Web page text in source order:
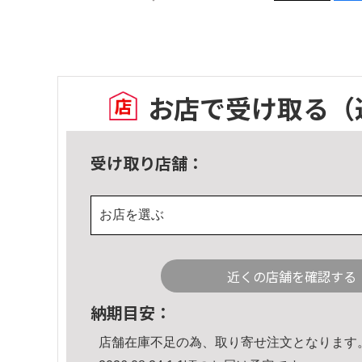
お店で受け取る
受け取り店舗：
お店を選ぶ
近くの店舗を確認する
納期目安：
店舗在庫不足の為、取り寄せ注文となります